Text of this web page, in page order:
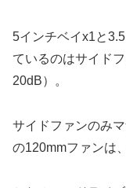
5インチベイx1と
ているのはサイド
20dB）。
サイドファンのみ
の120mmファンは